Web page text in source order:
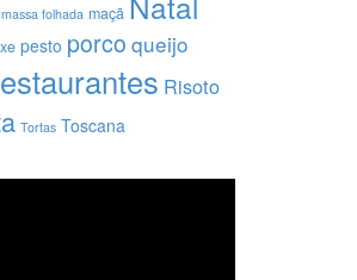
massa folhada maçã
pesto porco queijo
Risoto
Tortas Toscana